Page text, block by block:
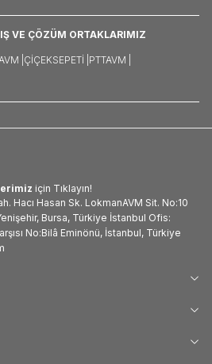
VE ÇÖZÜM ORTAKLARIMIZ
| ÇIÇEKSEPETI | PTTAVM |
için Tıklayın!
Hacı Hasan Sk. LokmanAVM Sit. No:10
Bursa, Türkiye İstanbul Ofis:
No:Bilâ Eminönü, İstanbul, Türkiye